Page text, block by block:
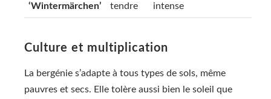
‘Wintermärchen’
tendre
intense
Culture et multiplication
La bergénie s’adapte à tous types de sols, même
pauvres et secs. Elle tolère aussi bien le soleil que